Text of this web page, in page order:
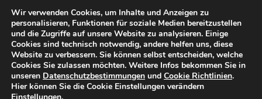
Redaktionelle Leitlinien
Sitemap
Einsatz von KI in der
Redaktion
Wir verwenden Cookies, um Inhalte und Anzeigen zu
personalisieren, Funktionen für soziale Medien bereitzustellen
und die Zugriffe auf unsere Website zu analysieren. Einige
Cookies sind technisch notwendig, andere helfen uns, diese
Website zu verbessern. Sie können selbst entscheiden, welche
Cookies Sie zulassen möchten. Weitere Infos bekommen Sie in
unseren Datenschutzbestimmungen und Cookie Richtlinien.
Hier können Sie die Cookie Einstellungen verändern